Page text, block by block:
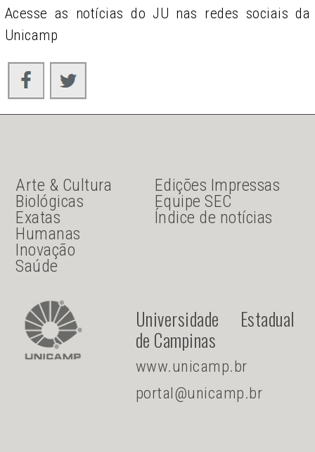
Acesse as notícias do JU nas redes sociais da
Unicamp
JU Menu acesso rápido
Arte & Cultura
Biológicas
Exatas
Humanas
Inovação
Saúde
JU menu sanduiche
Edições Impressas
Equipe SEC
Índice de notícias
Universidade Estadual
de Campinas
www.unicamp.br
portal@unicamp.br